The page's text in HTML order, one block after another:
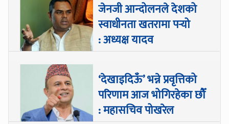
जेनजी आन्दोलनले देशको
स्वाधीनता खतरामा पर्‍यो
: अध्यक्ष यादव
‘देखाइदिऊँ’ भन्ने प्रवृत्तिको
परिणाम आज भोगिरहेका छौँ
: महासचिव पोखरेल